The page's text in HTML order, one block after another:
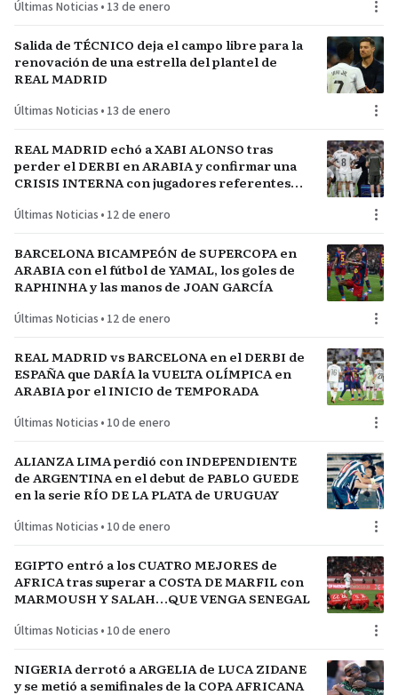
Últimas Noticias • 13 de enero
Salida de TÉCNICO deja el campo libre para la
renovación de una estrella del plantel de
REAL MADRID
Últimas Noticias • 13 de enero
REAL MADRID echó a XABI ALONSO tras
perder el DERBI en ARABIA y confirmar una
CRISIS INTERNA con jugadores referentes
Últimas Noticias • 12 de enero
BARCELONA BICAMPEÓN de SUPERCOPA en
ARABIA con el fútbol de YAMAL, los goles de
RAPHINHA y las manos de JOAN GARCÍA
Últimas Noticias • 12 de enero
REAL MADRID vs BARCELONA en el DERBI de
ESPAÑA que DARÍA la VUELTA OLÍMPICA en
ARABIA por el INICIO de TEMPORADA
Últimas Noticias • 10 de enero
ALIANZA LIMA perdió con INDEPENDIENTE
de ARGENTINA en el debut de PABLO GUEDE
en la serie RÍO DE LA PLATA de URUGUAY
Últimas Noticias • 10 de enero
EGIPTO entró a los CUATRO MEJORES de
AFRICA tras superar a COSTA DE MARFIL con
MARMOUSH Y SALAH…QUE VENGA SENEGAL
Últimas Noticias • 10 de enero
NIGERIA derrotó a ARGELIA de LUCA ZIDANE
y se metió a semifinales de la COPA AFRICANA